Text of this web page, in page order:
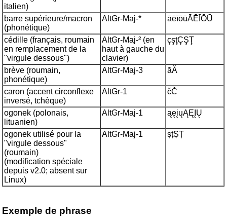
italien)
barre supérieure/macron
(phonétique)
AltGr-Maj-* āēīōūĀĒĪŌŪ
cédille (français, roumain
en remplacement de la
"virgule dessous")
AltGr-Maj-² (en
haut à gauche du
clavier)
çşţÇŞŢ
brève (roumain,
phonétique)
AltGr-Maj-3 ăĂ
caron (accent circonflexe
inversé, tchèque)
AltGr-1 čČ
ogonek (polonais,
lituanien)
AltGr-Maj-1 ąęįųĄĘĮŲ
ogonek utilisé pour la
"virgule dessous"
(roumain)
(modification spéciale
depuis v2.0; absent sur
Linux)
AltGr-Maj-1 șțȘȚ
Exemple de phrase